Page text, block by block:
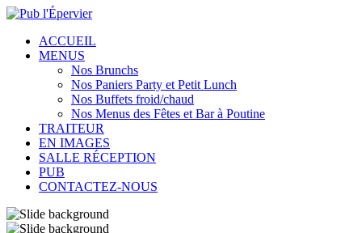
ACCUEIL
MENUS
Nos Brunchs
Nos Paniers Party et Petit Lunch
Nos Buffets froid/chaud
Nos Menus des Fêtes et Bar à Poutine
TRAITEUR
EN IMAGES
SALLE RÉCEPTION
PUB
CONTACTEZ-NOUS